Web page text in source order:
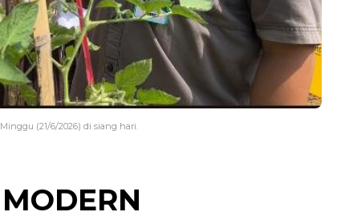
(21/6/2026) di siang hari.